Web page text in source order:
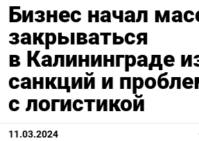
Бизнес начал
закрываться
в Калининграде
санкций и
с логистикой
11.03.2024